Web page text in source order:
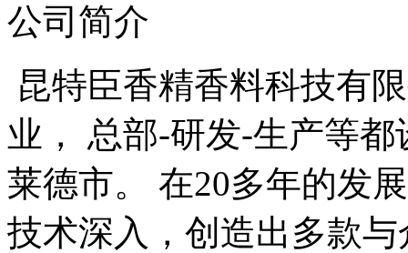
公司简介
昆特臣香精香料科技有
业， 总部-研发-生产等
莱德市。 在20多年的发
技术深入，创造出多款